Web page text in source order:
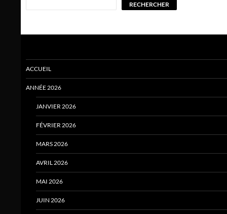
RECHERCHER
ACCUEIL
ANNÉE 2026
JANVIER 2026
FÉVRIER 2026
MARS 2026
AVRIL 2026
MAI 2026
JUIN 2026